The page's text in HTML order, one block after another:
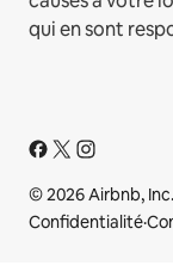
qui en sont
© 2026 Airbnb, Inc.
Confidentialité·